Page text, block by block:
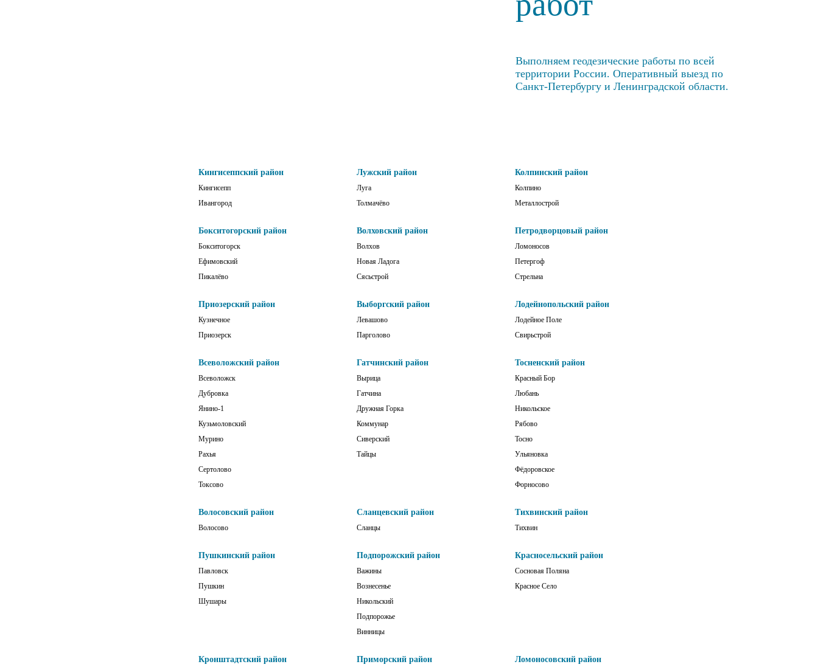
Выполняем геодезические работы по всей
территории России. Оперативный выезд по
Санкт-Петербургу и Ленинградской области.
Кингисеппский район
Кингисепп
Ивангород
Лужский район
Луга
Толмачёво
Колпинский район
Колпино
Металлострой
Бокситогорский район
Бокситогорск
Ефимовский
Пикалёво
Волховский район
Волхов
Новая Ладога
Сясьстрой
Петродворцовый район
Ломоносов
Петергоф
Стрельна
Приозерский район
Кузнечное
Приозерск
Выборгский район
Левашово
Парголово
Лодейнопольский район
Лодейное Поле
Свирьстрой
Всеволожский район
Всеволожск
Дубровка
Янино-1
Кузьмоловский
Мурино
Рахья
Сертолово
Токсово
Гатчинский район
Вырица
Гатчина
Дружная Горка
Коммунар
Сиверский
Тайцы
Тосненский район
Красный Бор
Любань
Никольское
Рябово
Тосно
Ульяновка
Фёдоровское
Форносово
Волосовский район
Волосово
Сланцевский район
Сланцы
Тихвинский район
Тихвин
Пушкинский район
Павловск
Пушкин
Шушары
Подпорожский район
Важины
Вознесенье
Никольский
Подпорожье
Винницы
Красносельский район
Сосновая Поляна
Красное Село
Кронштадтский район Приморский район Ломоносовский район